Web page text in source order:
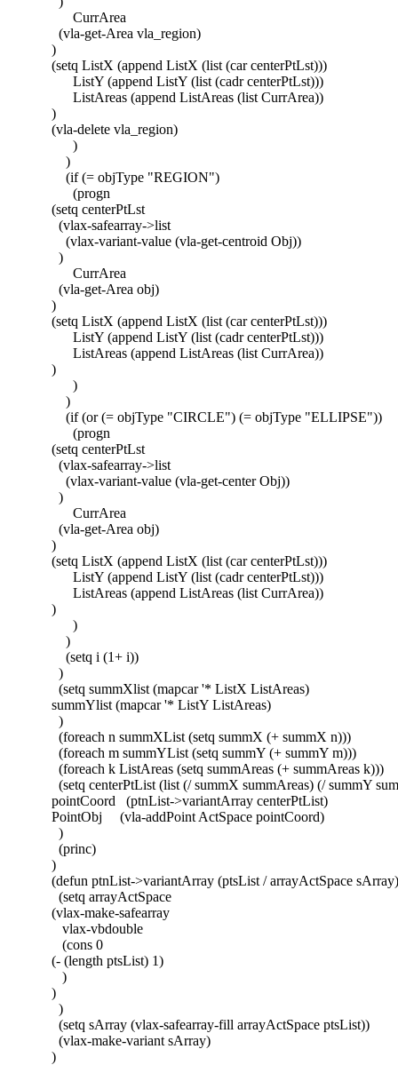
CurrArea
(vla-get-Area vla_region)
)
(setq ListX (append ListX (list (car centerPtLst)))
ListY (append ListY (list (cadr centerPtLst)))
ListAreas (append ListAreas (list CurrArea))
)
(vla-delete vla_region)
)
)
(if (= objType "REGION")
(progn
(setq centerPtLst
(vlax-safearray->list
(vlax-variant-value (vla-get-centroid Obj))
)
CurrArea
(vla-get-Area obj)
)
(setq ListX (append ListX (list (car centerPtLst)))
ListY (append ListY (list (cadr centerPtLst)))
ListAreas (append ListAreas (list CurrArea))
)
)
)
(if (or (= objType "CIRCLE") (= objType "ELLIPSE"))
(progn
(setq centerPtLst
(vlax-safearray->list
(vlax-variant-value (vla-get-center Obj))
)
CurrArea
(vla-get-Area obj)
)
(setq ListX (append ListX (list (car centerPtLst)))
ListY (append ListY (list (cadr centerPtLst)))
ListAreas (append ListAreas (list CurrArea))
)
)
)
(setq i (1+ i))
)
(setq summXlist (mapcar '* ListX ListAreas)
summYlist (mapcar '* ListY ListAreas)
)
(foreach n summXList (setq summX (+ summX n)))
(foreach m summYList (setq summY (+ summY m)))
(foreach k ListAreas (setq summAreas (+ summAreas k)))
(setq centerPtList (list (/ summX summAreas) (/ summY
pointCoord (ptnList->variantArray centerPtList)
PointObj (vla-addPoint ActSpace pointCoord)
)
(princ)
)
(defun ptnList->variantArray (ptsList / arrayActSpace sArray)
(setq arrayActSpace
(vlax-make-safearray
vlax-vbdouble
(cons 0
(- (length ptsList) 1)
)
)
)
(setq sArray (vlax-safearray-fill arrayActSpace ptsList))
(vlax-make-variant sArray)
)